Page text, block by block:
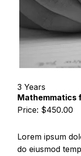
3 Years
Mathemmatics
Price: $450.00
Lorem ipsum
do eiusmod